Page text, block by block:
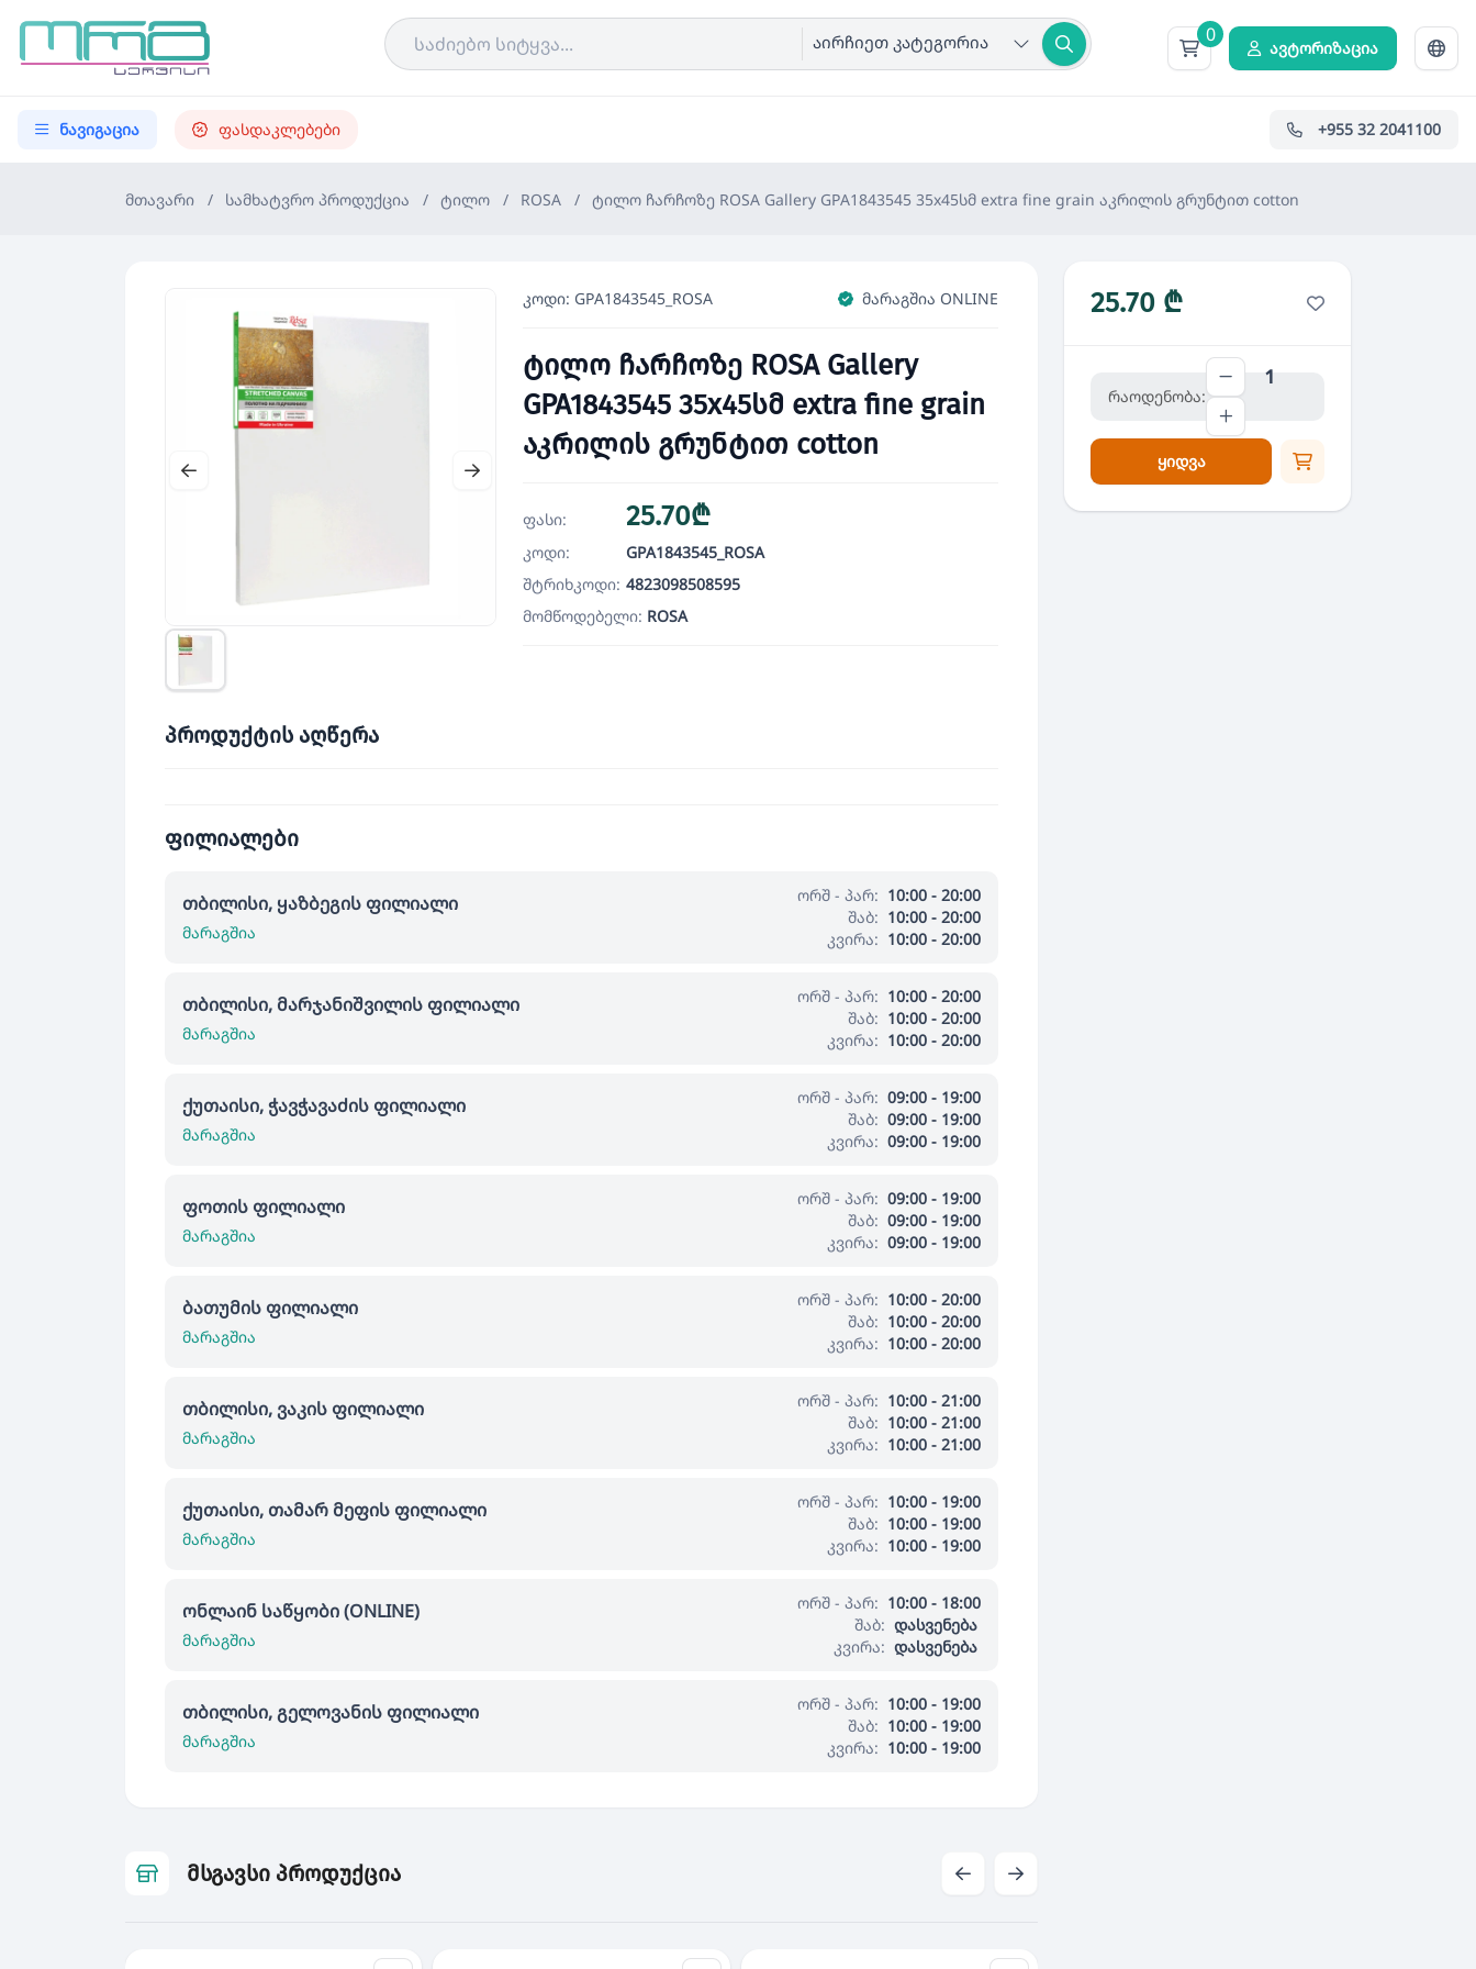
აირჩიეთ კატეგორია 0
ავტორიზაცია
ნავიგაცია ფასდაკლებები +955 32 2041100
მთავარი / სამხატვრო პროდუქცია / ტილო / ROSA / ტილო ჩარჩოზე ROSA Gallery GPA1843545 35x45სმ extra fine grain აკრილის გრუნტით cotton
კოდი: GPA1843545_ROSA მარაგშია ONLINE
ტილო ჩარჩოზე ROSA Gallery
GPA1843545 35x45სმ extra fine grain
აკრილის გრუნტით cotton
ფასი: 25.70₾
კოდი:
GPA1843545_ROSA
შტრიხკოდი: 4823098508595
მომწოდებელი: ROSA
პროდუქტის აღწერა
ფილიალები
თბილისი, ყაზბეგის ფილიალი
მარაგშია
ორშ - პარ: 10:00 - 20:00
შაბ: 10:00 - 20:00
კვირა: 10:00 - 20:00
თბილისი, მარჯანიშვილის ფილიალი
მარაგშია
ორშ - პარ: 10:00 - 20:00
შაბ: 10:00 - 20:00
კვირა: 10:00 - 20:00
ქუთაისი, ჭავჭავაძის ფილიალი
მარაგშია
ორშ - პარ: 09:00 - 19:00
შაბ: 09:00 - 19:00
კვირა: 09:00 - 19:00
ფოთის ფილიალი
მარაგშია
ორშ - პარ: 09:00 - 19:00
შაბ: 09:00 - 19:00
კვირა: 09:00 - 19:00
ბათუმის ფილიალი
მარაგშია
ორშ - პარ: 10:00 - 20:00
შაბ: 10:00 - 20:00
კვირა: 10:00 - 20:00
თბილისი, ვაკის ფილიალი
მარაგშია
ორშ - პარ: 10:00 - 21:00
შაბ: 10:00 - 21:00
კვირა: 10:00 - 21:00
ქუთაისი, თამარ მეფის ფილიალი
მარაგშია
ორშ - პარ: 10:00 - 19:00
შაბ: 10:00 - 19:00
კვირა: 10:00 - 19:00
ონლაინ საწყობი (ONLINE)
მარაგშია
ორშ - პარ: 10:00 - 18:00
შაბ: დასვენება
კვირა: დასვენება
თბილისი, გელოვანის ფილიალი
მარაგშია
ორშ - პარ: 10:00 - 19:00
შაბ: 10:00 - 19:00
კვირა: 10:00 - 19:00
მსგავსი პროდუქცია
25.70 ₾
რაოდენობა:
ყიდვა